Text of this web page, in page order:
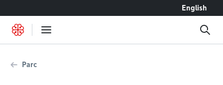
English
Parc